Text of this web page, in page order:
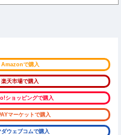
Amazonで購入
楽天市場で購入
ショッピングで購入
マーケットで購入
ダウェブコムで購入